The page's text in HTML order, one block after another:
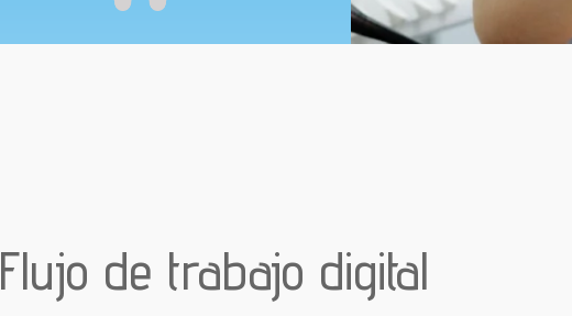
Flujo de trabajo digital